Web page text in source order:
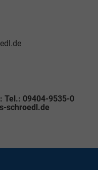
Tel.: 09404-9535-0
schroedl.de